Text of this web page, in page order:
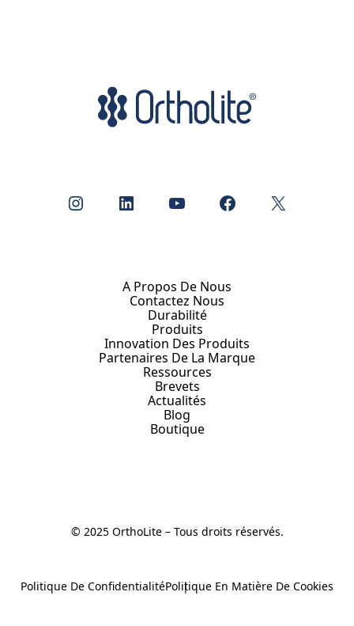
Instagram LinkedIn YouTube Facebook X
A Propos De Nous
Contactez Nous
Durabilité
Produits
Innovation Des Produits
Partenaires De La Marque
Ressources
Brevets
Actualités
Blog
Boutique
© 2025 OrthoLite – Tous droits réservés.
Politique De ConfidentialitéPolitique En Matière De Cookies